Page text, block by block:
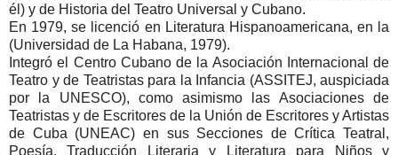
él) y de Historia del Teatro Universal y Cubano.
En 1979, se licenció en Literatura Hispanoamericana, en la
(Universidad de La Habana, 1979).
Integró el Centro Cubano de la Asociación Internacional de
Teatro y de Teatristas para la Infancia (ASSITEJ, auspiciada
por la UNESCO), como asimismo las Asociaciones de
Teatristas y de Escritores de la Unión de Escritores y Artistas
de Cuba (UNEAC) en sus Secciones de Crítica Teatral,
Poesía, Traducción Literaria y Literatura para Niños y